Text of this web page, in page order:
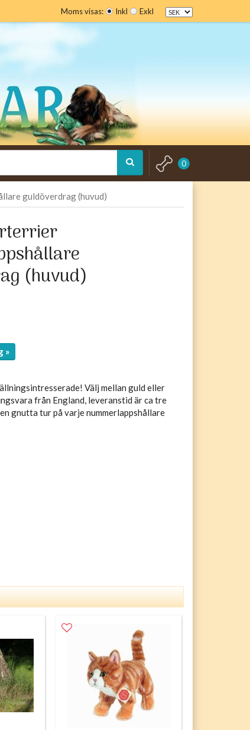
Moms visas: Inkl Exkl
0
guldöverdrag (huvud)
(huvud)
»
Välj mellan guld eller
från England, leveranstid är ca tre
gnutta tur på varje nummerlappshållare